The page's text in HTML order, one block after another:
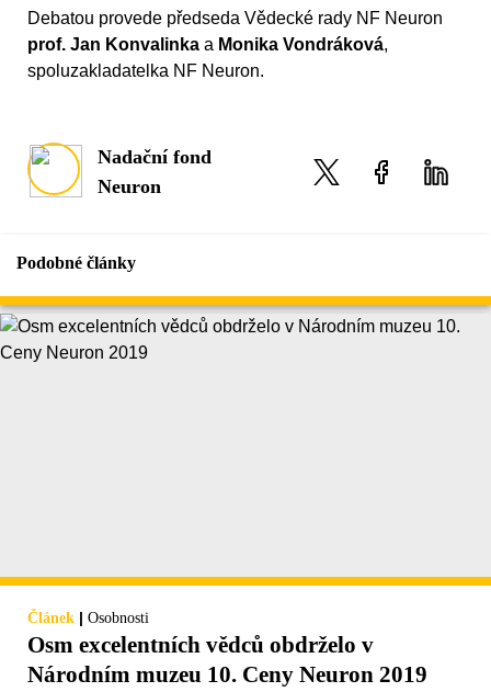
Debatou provede předseda Vědecké rady NF Neuron
prof. Jan Konvalinka a Monika Vondráková,
spoluzakladatelka NF Neuron.
Nadační fond
Neuron
Podobné články
Článek | Osobnosti
Osm excelentních vědců obdrželo v
Národním muzeu 10. Ceny Neuron 2019